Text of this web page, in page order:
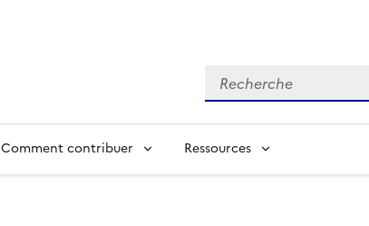
Recherche
Comment contribuer Ressources